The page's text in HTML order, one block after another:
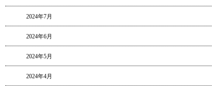
2024年7月
2024年6月
2024年5月
2024年4月